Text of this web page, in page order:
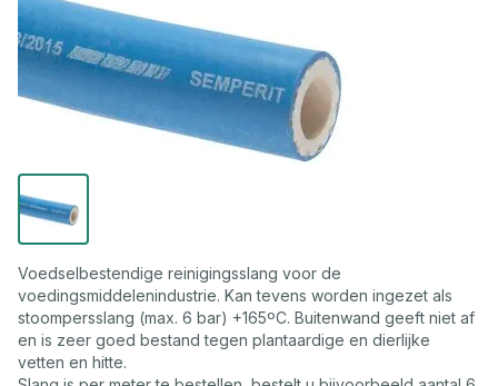
Voedselbestendige reinigingsslang voor de
voedingsmiddelenindustrie. Kan tevens worden ingezet als
stoompersslang (max. 6 bar) +165ºC. Buitenwand geeft niet af
en is zeer goed bestand tegen plantaardige en dierlijke
vetten en hitte.